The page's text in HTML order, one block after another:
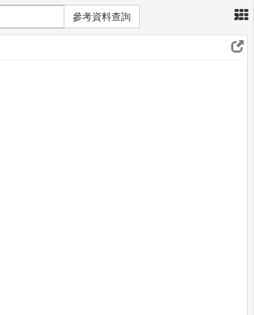
×
參考資料查詢